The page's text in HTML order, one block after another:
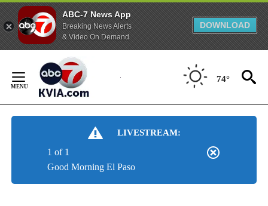
ABC-7 News App
Breaking News Alerts
& Video On Demand
DOWNLOAD
Content
74°
LIVESTREAM:
Good Morning El Paso
1 of 1